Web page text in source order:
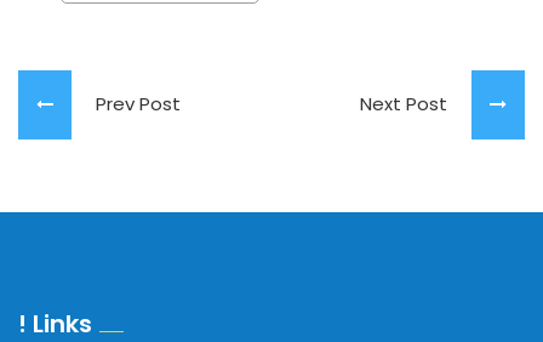
Prev Post Next Post
! Links